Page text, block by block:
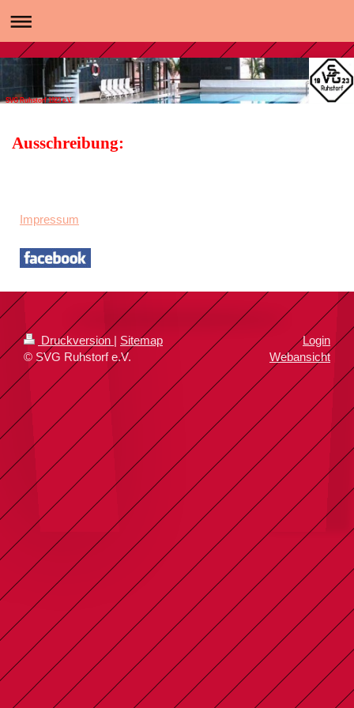
SVG Ruhstorf 1923 e.V.
Ausschreibung:
Impressum
Druckversion | Sitemap
© SVG Ruhstorf e.V.
Login
Webansicht